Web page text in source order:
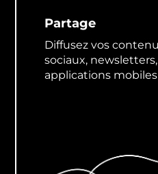
Partage
Diffusez vos
sociaux,
applications mobiles